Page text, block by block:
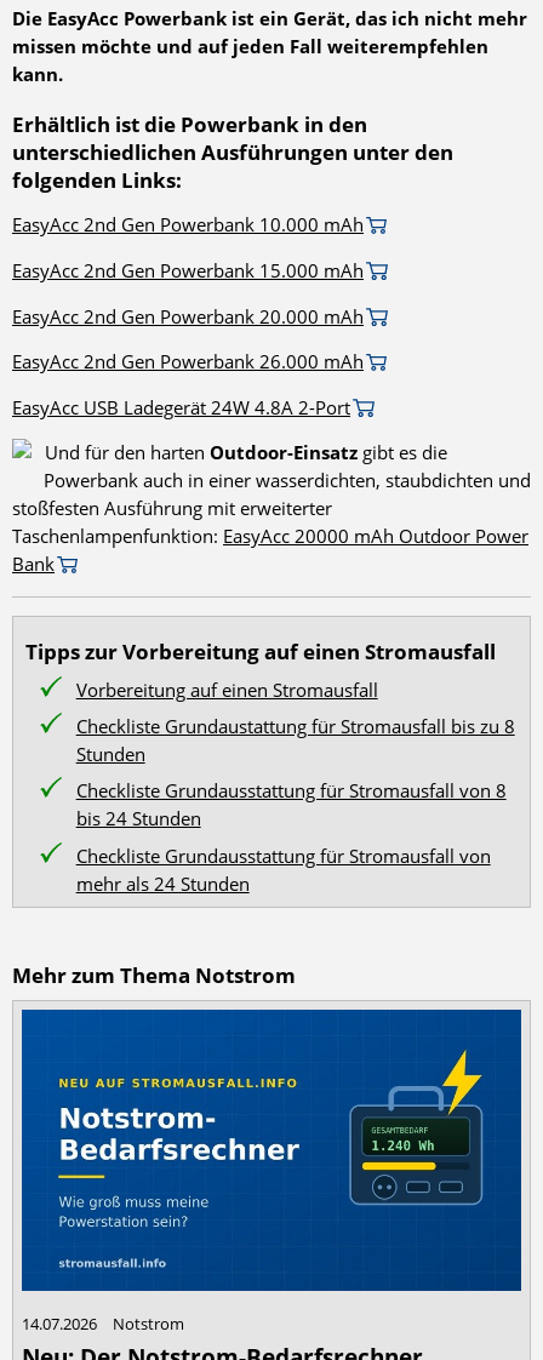
Die EasyAcc Powerbank ist ein Gerät, das ich nicht mehr
missen möchte und auf jeden Fall weiterempfehlen
kann.
Erhältlich ist die Powerbank in den
unterschiedlichen Ausführungen unter den
folgenden Links:
EasyAcc 2nd Gen Powerbank 10.000 mAh
EasyAcc 2nd Gen Powerbank 15.000 mAh
EasyAcc 2nd Gen Powerbank 20.000 mAh
EasyAcc 2nd Gen Powerbank 26.000 mAh
EasyAcc USB Ladegerät 24W 4.8A 2-Port
Und für den harten Outdoor-Einsatz gibt es die
Powerbank auch in einer wasserdichten, staubdichten und
stoßfesten Ausführung mit erweiterter
Taschenlampenfunktion: EasyAcc 20000 mAh Outdoor Power
Bank
Tipps zur Vorbereitung auf einen Stromausfall
Vorbereitung auf einen Stromausfall
Checkliste Grundaustattung für Stromausfall bis zu 8
Stunden
Checkliste Grundausstattung für Stromausfall von 8
bis 24 Stunden
Checkliste Grundausstattung für Stromausfall von
mehr als 24 Stunden
Mehr zum Thema Notstrom
14.07.2026 Notstrom